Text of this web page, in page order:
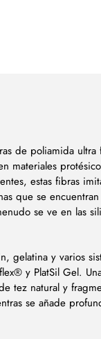
de poliamida ultra
materiales
estas fibras
que se
se ve en las
gelatina y varios
y PlatSil Gel.
tez natural y
se añade